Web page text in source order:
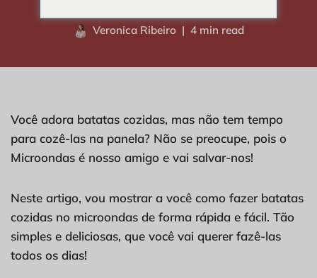
Veronica Ribeiro 4 min read
Você adora batatas cozidas, mas não tem tempo
para cozê-las na panela? Não se preocupe, pois o
Microondas é nosso amigo e vai salvar-nos!
Neste artigo, vou mostrar a você como fazer batatas
cozidas no microondas de forma rápida e fácil. Tão
simples e deliciosas, que você vai querer fazê-las
todos os dias!